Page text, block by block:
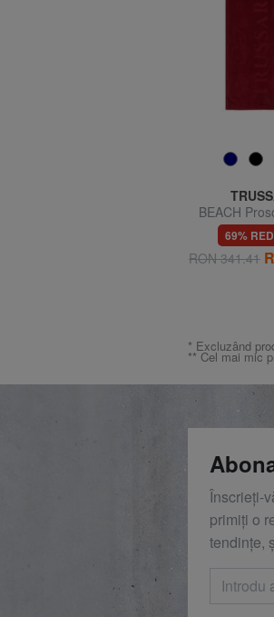
BEACH
69%
RON 341.41
* Excluzând
** Cel mai mic
Înscrieți-
primiți o
tendințe,